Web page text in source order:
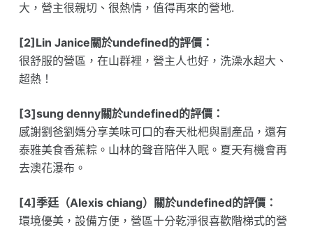
大，營主很親切、很熱情，值得再來的營地.
[2]Lin Janice關於undefined的評價：
很舒服的營區，在山群裡，營主人也好，洗澡水超大、
超熱！
[3]sung denny關於undefined的評價：
感謝劉爸劉媽分享美味可口的春天枇杷與副產品，還有
泰雅美食香蕉粽。山林的聲音陪伴入眠。夏天有機會再
去澳花瀑布。
[4]季廷（Alexis chiang）關於undefined的評價：
環境優美，設備方便，營區十分乾淨很喜歡階梯式的營